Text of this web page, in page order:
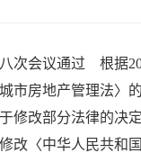
会议通过 根据
市房地产管理法〉
修改部分法律的决
改〈中华人民共和